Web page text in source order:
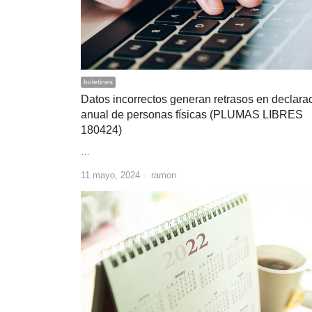
boletines
Datos incorrectos generan retrasos en
anual de personas físicas (PLUMAS LIBRES
180424)
…
11 mayo, 2024 Author
ramon